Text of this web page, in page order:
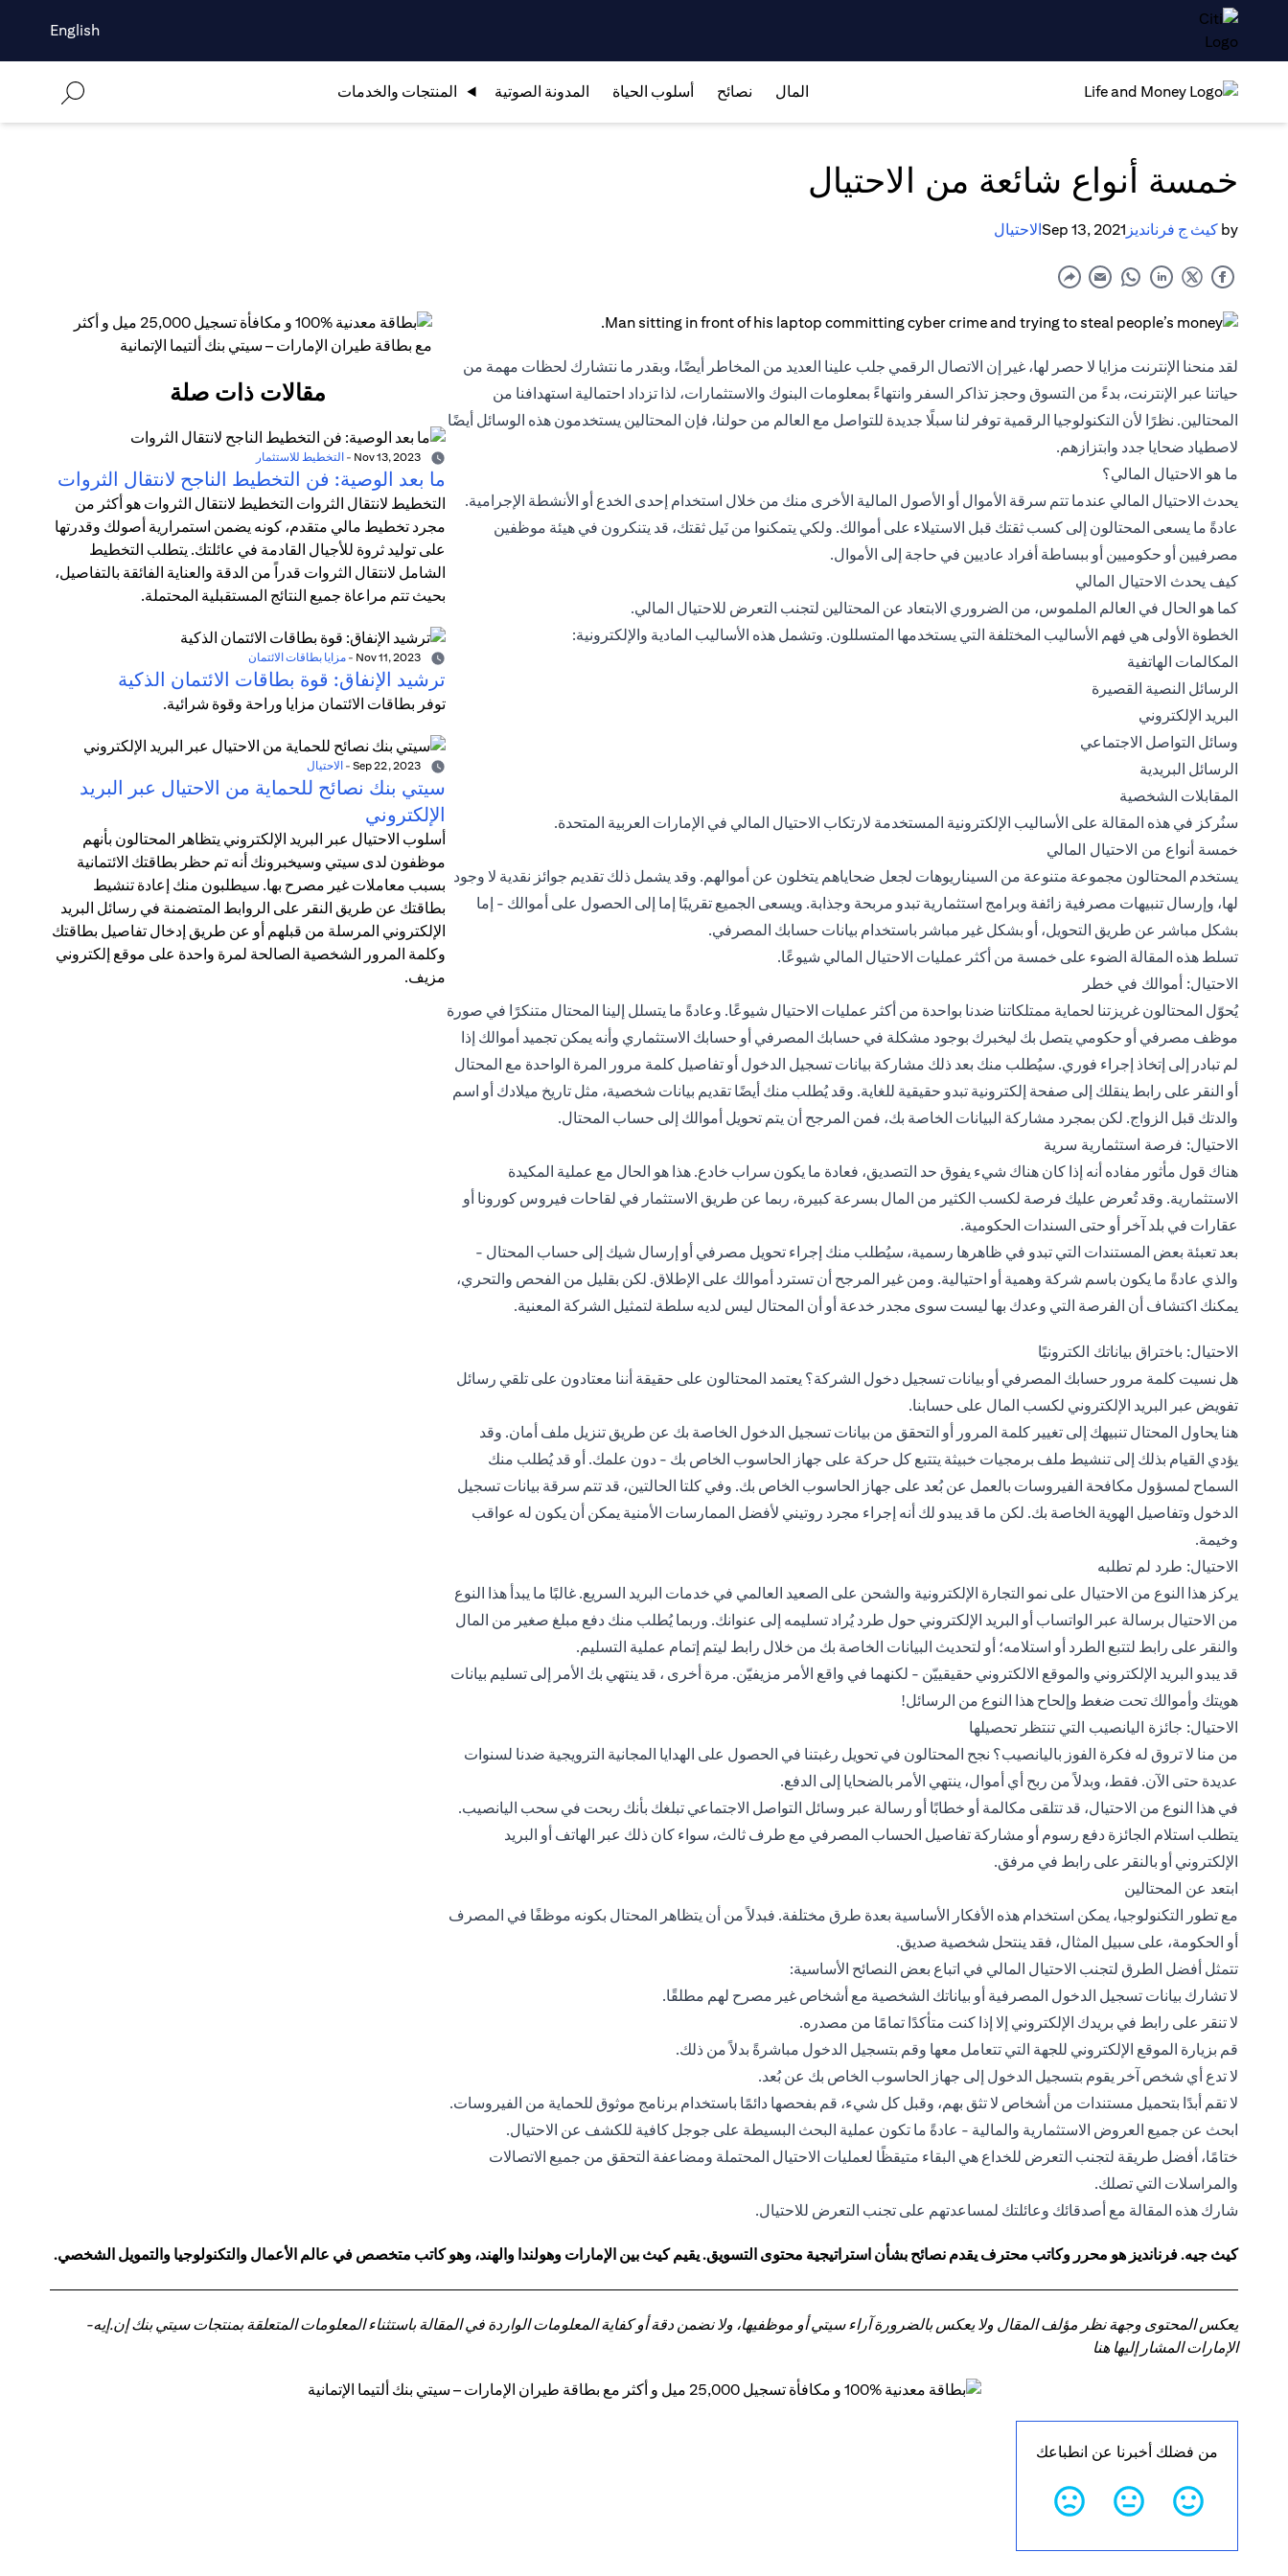
English
المال نصائح أسلوب الحياة المدونة الصوتية المنتجات والخدمات
خمسة أنواع شائعة من الاحتيال
by كيث ج فرنانديز Sep 13, 2021الاحتيال
لقد منحنا الإنترنت مزايا لا حصر لها، غير إن الاتصال الرقمي جلب علينا العديد من المخاطر أيضًا، وبقدر ما نتشارك لحظات مهمة من
حياتنا عبر الإنترنت، بدءً من التسوق وحجز تذاكر السفر وانتهاءً بمعلومات البنوك والاستثمارات، لذا تزداد احتمالية استهدافنا من
المحتالين. نظرًا لأن التكنولوجيا الرقمية توفر لنا سبلًا جديدة للتواصل مع العالم من حولنا، فإن المحتالين يستخدمون هذه الوسائل أيضًا
لاصطياد ضحايا جدد وابتزازهم.
ما هو الاحتيال المالي؟
يحدث الاحتيال المالي عندما تتم سرقة الأموال أو الأصول المالية الأخرى منك من خلال استخدام إحدى الخدع أو الأنشطة الإجرامية.
عادةً ما يسعى المحتالون إلى كسب ثقتك قبل الاستيلاء على أموالك. ولكي يتمكنوا من نَيل ثقتك، قد يتنكرون في هيئة موظفين
مصرفيين أو حكوميين أو ببساطة أفراد عاديين في حاجة إلى الأموال.
كيف يحدث الاحتيال المالي
كما هو الحال في العالم الملموس، من الضروري الابتعاد عن المحتالين لتجنب التعرض للاحتيال المالي.
الخطوة الأولى هي فهم الأساليب المختلفة التي يستخدمها المتسللون. وتشمل هذه الأساليب المادية والإلكترونية:
المكالمات الهاتفية
الرسائل النصية القصيرة
البريد الإلكتروني
وسائل التواصل الاجتماعي
الرسائل البريدية
المقابلات الشخصية
سنُركز في هذه المقالة على الأساليب الإلكترونية المستخدمة لارتكاب الاحتيال المالي في الإمارات العربية المتحدة.
خمسة أنواع من الاحتيال المالي
يستخدم المحتالون مجموعة متنوعة من السيناريوهات لجعل ضحاياهم يتخلون عن أموالهم. وقد يشمل ذلك تقديم جوائز نقدية لا وجود
لها، وإرسال تنبيهات مصرفية زائفة وبرامج استثمارية تبدو مربحة وجذابة. ويسعى الجميع تقريبًا إما إلى الحصول على أموالك - إما
بشكل مباشر عن طريق التحويل، أو بشكل غير مباشر باستخدام بيانات حسابك المصرفي.
تسلط هذه المقالة الضوء على خمسة من أكثر عمليات الاحتيال المالي شيوعًا.
الاحتيال: أموالك في خطر
يُحوّل المحتالون غريزتنا لحماية ممتلكاتنا ضدنا بواحدة من أكثر عمليات الاحتيال شيوعًا. وعادةً ما يتسلل إلينا المحتال متنكرًا في صورة
موظف مصرفي أو حكومي يتصل بك ليخبرك بوجود مشكلة في حسابك المصرفي أو حسابك الاستثماري وأنه يمكن تجميد أموالك إذا
لم تبادر إلى إتخاذ إجراء فوري. سيُطلب منك بعد ذلك مشاركة بيانات تسجيل الدخول أو تفاصيل كلمة مرور المرة الواحدة مع المحتال
أو النقر على رابط ينقلك إلى صفحة إلكترونية تبدو حقيقية للغاية. وقد يُطلب منك أيضًا تقديم بيانات شخصية، مثل تاريخ ميلادك أو اسم
والدتك قبل الزواج. لكن بمجرد مشاركة البيانات الخاصة بك، فمن المرجح أن يتم تحويل أموالك إلى حساب المحتال.
الاحتيال: فرصة استثمارية سرية
هناك قول مأثور مفاده أنه إذا كان هناك شيء يفوق حد التصديق، فعادة ما يكون سراب خادع. هذا هو الحال مع عملية المكيدة
الاستثمارية. وقد تُعرض عليك فرصة لكسب الكثير من المال بسرعة كبيرة، ربما عن طريق الاستثمار في لقاحات فيروس كورونا أو
عقارات في بلد آخر أو حتى السندات الحكومية.
بعد تعبئة بعض المستندات التي تبدو في ظاهرها رسمية، سيُطلب منك إجراء تحويل مصرفي أو إرسال شيك إلى حساب المحتال -
والذي عادةً ما يكون باسم شركة وهمية أو احتيالية. ومن غير المرجح أن تسترد أموالك على الإطلاق. لكن بقليل من الفحص والتحري،
يمكنك اكتشاف أن الفرصة التي وعدك بها ليست سوى مجدر خدعة أو أن المحتال ليس لديه سلطة لتمثيل الشركة المعنية.
الاحتيال: باختراق بياناتك الكترونيًا
هل نسيت كلمة مرور حسابك المصرفي أو بيانات تسجيل دخول الشركة؟ يعتمد المحتالون على حقيقة أننا معتادون على تلقي رسائل
تفويض عبر البريد الإلكتروني لكسب المال على حسابنا.
هنا يحاول المحتال تنبيهك إلى تغيير كلمة المرور أو التحقق من بيانات تسجيل الدخول الخاصة بك عن طريق تنزيل ملف أمان. وقد
يؤدي القيام بذلك إلى تنشيط ملف برمجيات خبيثة يتتبع كل حركة على جهاز الحاسوب الخاص بك - دون علمك. أو قد يُطلب منك
السماح لمسؤول مكافحة الفيروسات بالعمل عن بُعد على جهاز الحاسوب الخاص بك. وفي كلتا الحالتين، قد تتم سرقة بيانات تسجيل
الدخول وتفاصيل الهوية الخاصة بك. لكن ما قد يبدو لك أنه إجراء مجرد روتيني لأفضل الممارسات الأمنية يمكن أن يكون له عواقب
وخيمة.
الاحتيال: طرد لم تطلبه
يركز هذا النوع من الاحتيال على نمو التجارة الإلكترونية والشحن على الصعيد العالمي في خدمات البريد السريع. غالبًا ما يبدأ هذا النوع
من الاحتيال برسالة عبر الواتساب أو البريد الإلكتروني حول طرد يُراد تسليمه إلى عنوانك. وربما يُطلب منك دفع مبلغ صغير من المال
والنقر على رابط لتتبع الطرد أو استلامه؛ أو لتحديث البيانات الخاصة بك من خلال رابط ليتم إتمام عملية التسليم.
قد يبدو البريد الإلكتروني والموقع الالكتروني حقيقييّن - لكنهما في واقع الأمر مزيفيّن. مرة أخرى ، قد ينتهي بك الأمر إلى تسليم بيانات
هويتك وأموالك تحت ضغط وإلحاح هذا النوع من الرسائل!
الاحتيال: جائزة اليانصيب التي تنتظر تحصيلها
من منا لا تروق له فكرة الفوز باليانصيب؟ نجح المحتالون في تحويل رغبتنا في الحصول على الهدايا المجانية الترويجية ضدنا لسنوات
عديدة حتى الآن. فقط، وبدلاً من ربح أي أموال، ينتهي الأمر بالضحايا إلى الدفع.
في هذا النوع من الاحتيال، قد تتلقى مكالمة أو خطابًا أو رسالة عبر وسائل التواصل الاجتماعي تبلغك بأنك ربحت في سحب اليانصيب.
يتطلب استلام الجائزة دفع رسوم أو مشاركة تفاصيل الحساب المصرفي مع طرف ثالث، سواء كان ذلك عبر الهاتف أو البريد
الإلكتروني أو بالنقر على رابط في مرفق.
ابتعد عن المحتالين
مع تطور التكنولوجيا، يمكن استخدام هذه الأفكار الأساسية بعدة طرق مختلفة. فبدلاً من أن يتظاهر المحتال بكونه موظفًا في المصرف
أو الحكومة، على سبيل المثال، فقد ينتحل شخصية صديق.
تتمثل أفضل الطرق لتجنب الاحتيال المالي في اتباع بعض النصائح الأساسية:
لا تشارك بيانات تسجيل الدخول المصرفية أو بياناتك الشخصية مع أشخاص غير مصرح لهم مطلقًا.
لا تنقر على رابط في بريدك الإلكتروني إلا إذا كنت متأكدًا تمامًا من مصدره.
قم بزيارة الموقع الإلكتروني للجهة التي تتعامل معها وقم بتسجيل الدخول مباشرةً بدلاً من ذلك.
لا تدع أي شخص آخر يقوم بتسجيل الدخول إلى جهاز الحاسوب الخاص بك عن بُعد.
لا تقم أبدًا بتحميل مستندات من أشخاص لا تثق بهم، وقبل كل شيء، قم بفحصها دائمًا باستخدام برنامج موثوق للحماية من الفيروسات.
ابحث عن جميع العروض الاستثمارية والمالية - عادةً ما تكون عملية البحث البسيطة على جوجل كافية للكشف عن الاحتيال.
ختامًا، أفضل طريقة لتجنب التعرض للخداع هي البقاء متيقظًا لعمليات الاحتيال المحتملة ومضاعفة التحقق من جميع الاتصالات
والمراسلات التي تصلك.
شارك هذه المقالة مع أصدقائك وعائلتك لمساعدتهم على تجنب التعرض للاحتيال.
مقالات ذات صلة
- التخطيط للاستثمار
ما بعد الوصية: فن التخطيط الناجح لانتقال الثروات
التخطيط لانتقال الثروات التخطيط لانتقال الثروات هو أكثر من
مجرد تخطيط مالي متقدم، كونه يضمن استمرارية أصولك وقدرتها
على توليد ثروة للأجيال القادمة في عائلتك. يتطلب التخطيط
الشامل لانتقال الثروات قدراً من الدقة والعناية الفائقة بالتفاصيل،
بحيث تتم مراعاة جميع النتائج المستقبلية المحتملة.
- مزايا بطاقات الائتمان
ترشيد الإنفاق: قوة بطاقات الائتمان الذكية
توفر بطاقات الائتمان مزايا وراحة وقوة شرائية.
- الاحتيال
سيتي بنك نصائح للحماية من الاحتيال عبر البريد
الإلكتروني
أسلوب الاحتيال عبر البريد الإلكتروني يتظاهر المحتالون بأنهم
موظفون لدى سيتي وسيخبرونك أنه تم حظر بطاقتك الائتمانية
بسبب معاملات غير مصرح بها. سيطلبون منك إعادة تنشيط
بطاقتك عن طريق النقر على الروابط المتضمنة في رسائل البريد
الإلكتروني المرسلة من قبلهم أو عن طريق إدخال تفاصيل بطاقتك
وكلمة المرور الشخصية الصالحة لمرة واحدة على موقع إلكتروني
مزيف.
كيث جيه. فرنانديز هو محرر وكاتب محترف يقدم نصائح بشأن استراتيجية محتوى التسويق. يقيم كيث بين الإمارات وهولندا والهند، وهو كاتب متخصص في عالم الأعمال والتكنولوجيا والتمويل الشخصي.
يعكس المحتوى وجهة نظر مؤلف المقال ولا يعكس بالضرورة آراء سيتي أو موظفيها، ولا نضمن دقة أو كفاية المعلومات الواردة في المقالة باستثناء المعلومات المتعلقة بمنتجات سيتي بنك إن.إيه-
الإمارات المشار إليها هنا
من فضلك أخبرنا عن انطباعك